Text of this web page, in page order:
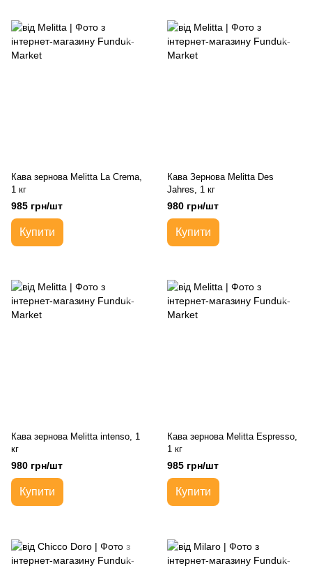
Кава зернова Melitta La Crema,
1 кг
985 грн/шт
Купити
Кава Зернова Melitta Des
Jahres, 1 кг
980 грн/шт
Купити
Кава зернова Melitta intenso, 1
кг
980 грн/шт
Купити
Кава зернова Melitta Espresso,
1 кг
985 грн/шт
Купити